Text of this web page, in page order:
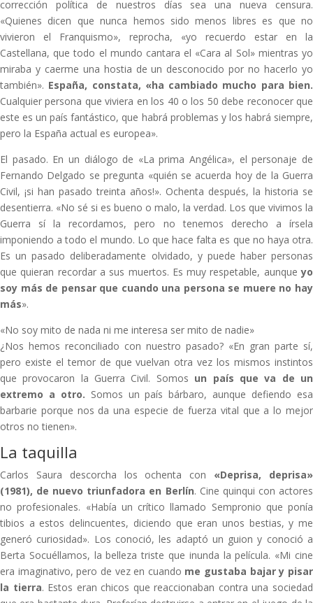
corrección política de nuestros días sea una nueva censura.
«Quienes dicen que nunca hemos sido menos libres es que no
vivieron el Franquismo», reprocha, «yo recuerdo estar en la
Castellana, que todo el mundo cantara el «Cara al Sol» mientras yo
miraba y caerme una hostia de un desconocido por no hacerlo yo
también». España, constata, «ha cambiado mucho para bien.
Cualquier persona que viviera en los 40 o los 50 debe reconocer que
este es un país fantástico, que habrá problemas y los habrá siempre,
pero la España actual es europea».
El pasado. En un diálogo de «La prima Angélica», el personaje de
Fernando Delgado se pregunta «quién se acuerda hoy de la Guerra
Civil, ¡si han pasado treinta años!». Ochenta después, la historia se
desentierra. «No sé si es bueno o malo, la verdad. Los que vivimos la
Guerra sí la recordamos, pero no tenemos derecho a írsela
imponiendo a todo el mundo. Lo que hace falta es que no haya otra.
Es un pasado deliberadamente olvidado, y puede haber personas
que quieran recordar a sus muertos. Es muy respetable, aunqueyo
soy más de pensar que cuando una persona se muere no hay
más».
«No soy mito de nada ni me interesa ser mito de nadie»
¿Nos hemos reconciliado con nuestro pasado? «En gran parte sí,
pero existe el temor de que vuelvan otra vez los mismos instintos
que provocaron la Guerra Civil. Somos un país que va de un
extremo a otro. Somos un país bárbaro, aunque defiendo esa
barbarie porque nos da una especie de fuerza vital que a lo mejor
otros no tienen».
La taquilla
Carlos Saura descorcha los ochenta con «Deprisa, deprisa»
(1981), de nuevo triunfadora en Berlín. Cine quinqui con actores
no profesionales. «Había un crítico llamado Sempronio que ponía
tibios a estos delincuentes, diciendo que eran unos bestias, y me
generó curiosidad». Los conoció, les adaptó un guion y conoció a
Berta Socuéllamos, la belleza triste que inunda la película. «Mi cine
era imaginativo, pero de vez en cuando me gustaba bajar y pisar
la tierra. Estos eran chicos que reaccionaban contra una sociedad